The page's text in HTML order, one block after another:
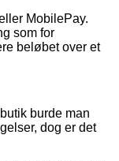
MobilePay.
som for
beløbet over et
burde man
dog er det